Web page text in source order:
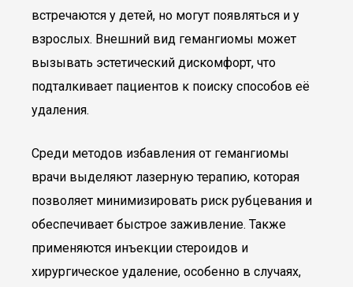
встречаются у детей, но могут появляться и у
взрослых. Внешний вид гемангиомы может
вызывать эстетический дискомфорт, что
подталкивает пациентов к поиску способов её
удаления.
Среди методов избавления от гемангиомы
врачи выделяют лазерную терапию, которая
позволяет минимизировать риск рубцевания и
обеспечивает быстрое заживление. Также
применяются инъекции стероидов и
хирургическое удаление, особенно в случаях,